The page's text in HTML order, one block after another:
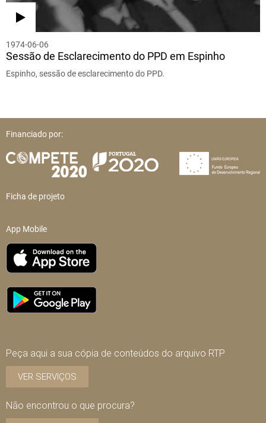
1974-06-06
Sessão de Esclarecimento do PPD em Espinho
Espinho, sessão de esclarecimento do PPD.
Financiado por:
Ficha de projeto
App Mobile
Peça aqui a sua cópia de conteúdos do arquivo RTP
VER SERVIÇOS
Não encontrou o que procura?